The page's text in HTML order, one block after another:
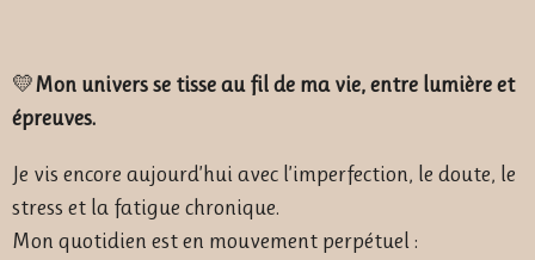
💛Mon univers se tisse au fil de ma vie, entre lumière et
épreuves.
Je vis encore aujourd’hui avec l’imperfection, le doute, le
stress et la fatigue chronique.
Mon quotidien est en mouvement perpétuel :